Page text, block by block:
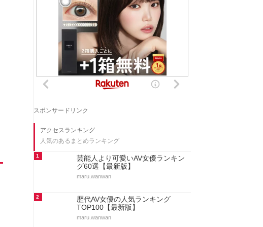
スポンサードリンク
アクセスランキング
人気のあるまとめランキング
1
芸能人より可愛いAV女優ランキン
グ60選【最新版】
maru.wanwan
2
歴代AV女優の人気ランキング
TOP100【最新版】
maru.wanwan